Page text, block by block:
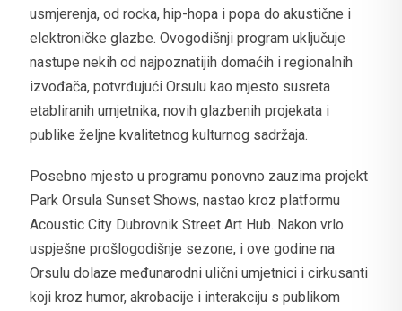
usmjerenja, od rocka, hip-hopa i popa do akustične i
elektroničke glazbe. Ovogodišnji program uključuje
nastupe nekih od najpoznatijih domaćih i regionalnih
izvođača, potvrđujući Orsulu kao mjesto susreta
etabliranih umjetnika, novih glazbenih projekata i
publike željne kvalitetnog kulturnog sadržaja.
Posebno mjesto u programu ponovno zauzima projekt
Park Orsula Sunset Shows, nastao kroz platformu
Acoustic City Dubrovnik Street Art Hub. Nakon vrlo
uspješne prošlogodišnje sezone, i ove godine na
Orsulu dolaze međunarodni ulični umjetnici i cirkusanti
koji kroz humor, akrobacije i interakciju s publikom